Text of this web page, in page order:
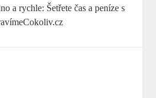
a rychle: Šetřete čas a peníze s